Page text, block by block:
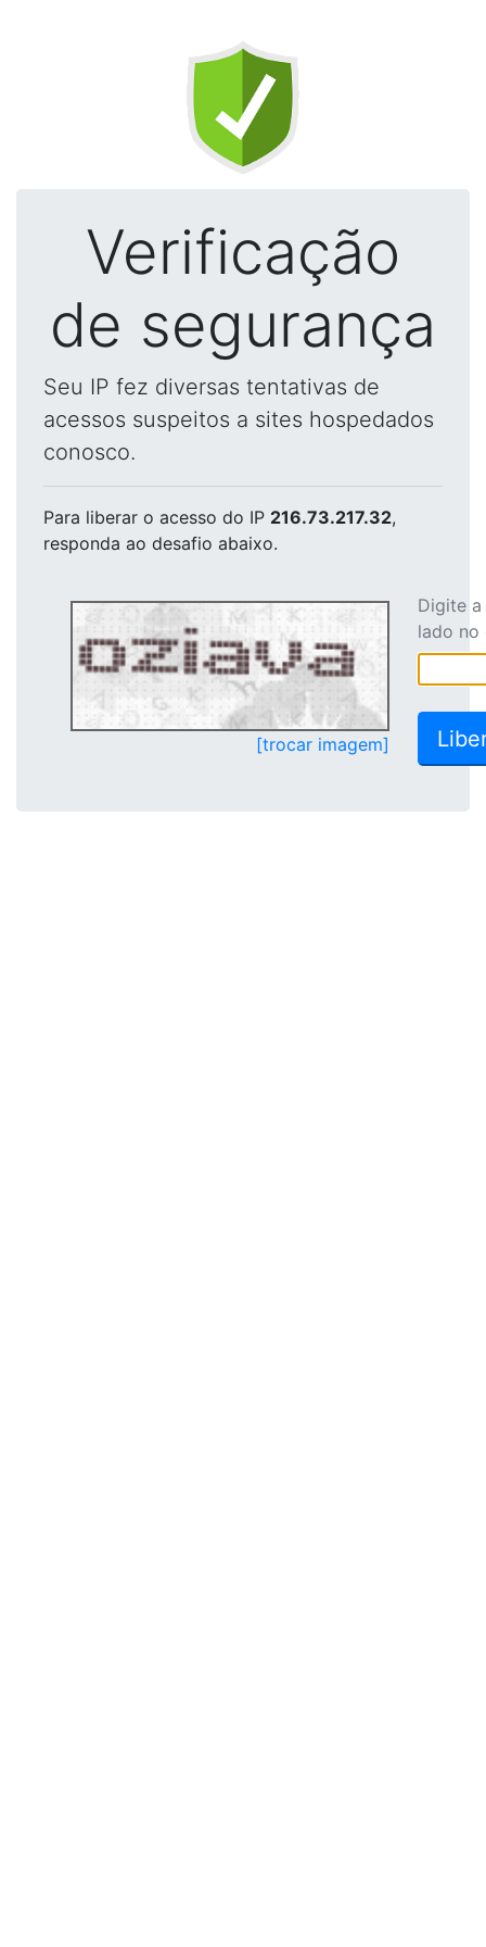
Verificação
de segurança
Seu IP fez diversas tentativas de
acessos suspeitos a sites hospedados
conosco.
Para liberar o acesso do IP 216.73.217.32,
responda ao desafio abaixo.
[trocar imagem]
Digite
lado no